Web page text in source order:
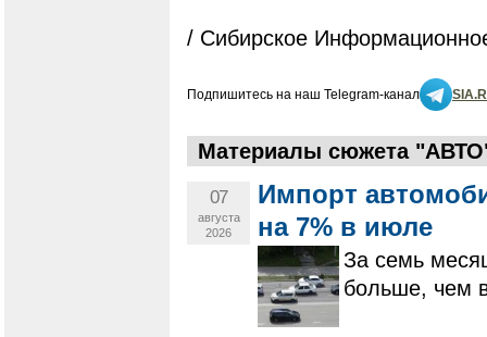
/ Сибирское
Подпишитесь на наш Telegram-канал
Материалы сюжета
07
августа
2026
Импорт
на 7% в июле
За семь
больше, чем